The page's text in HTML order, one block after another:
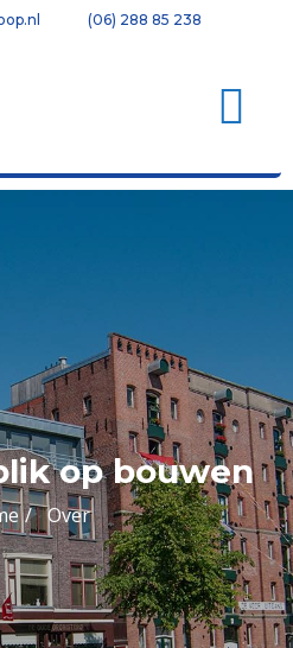
(06) 288 85 238
op bouwen
Over